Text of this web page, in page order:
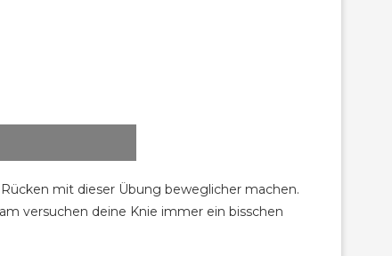
mit dieser Übung beweglicher machen.
versuchen deine Knie immer ein bisschen